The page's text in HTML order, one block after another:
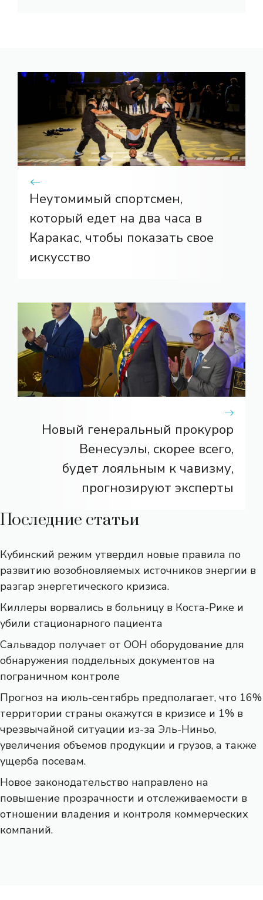
Неутомимый спортсмен,
который едет на два часа в
Каракас, чтобы показать свое
искусство
Новый генеральный прокурор
Венесуэлы, скорее всего,
будет лояльным к чавизму,
прогнозируют эксперты
Последние статьи
Кубинский режим утвердил новые правила по
развитию возобновляемых источников энергии в
разгар энергетического кризиса.
Киллеры ворвались в больницу в Коста-Рике и
убили стационарного пациента
Сальвадор получает от ООН оборудование для
обнаружения поддельных документов на
пограничном контроле
Прогноз на июль-сентябрь предполагает, что 16%
территории страны окажутся в кризисе и 1% в
чрезвычайной ситуации из-за Эль-Ниньо,
увеличения объемов продукции и грузов, а также
ущерба посевам.
Новое законодательство направлено на
повышение прозрачности и отслеживаемости в
отношении владения и контроля коммерческих
компаний.